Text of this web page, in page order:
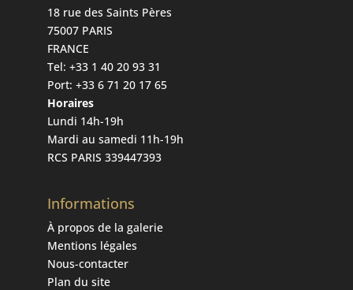
18 rue des Saints Pères
75007 PARIS
FRANCE
Tel: +33 1 40 20 93 31
Port: +33 6 71 20 17 65
Horaires
Lundi 14h-19h
Mardi au samedi 11h-19h
RCS PARIS 339447393
Informations
À propos de la galerie
Mentions légales
Nous-contacter
Plan du site